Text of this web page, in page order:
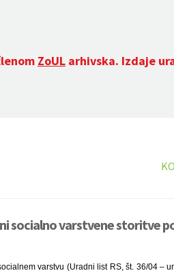
ZoUL arhivska. Izdaje
socialno varstvene storitve
varstvu (Uradni list RS, št. 36/04 –